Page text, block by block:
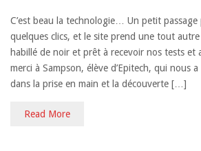
C’est beau la technologie… Un petit passage
quelques clics, et le site prend une tout
habillé de noir et prêt à recevoir nos tests et
merci à Sampson, élève d’Epitech, qui nous
dans la prise en main et la découverte […]
Read More